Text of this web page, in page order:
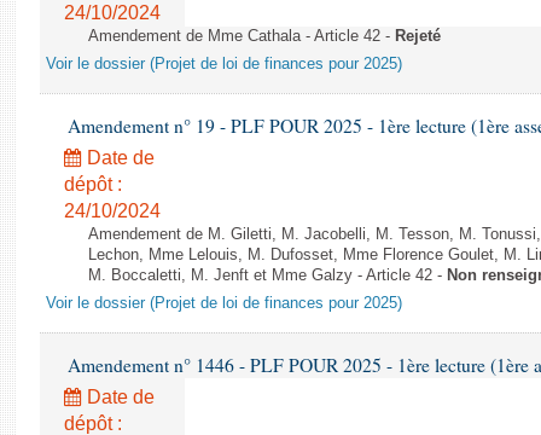
24/10/2024
Amendement de Mme Cathala - Article 42 - Rejeté
Voir le dossier (Projet de loi de finances pour 2025)
Amendement n° 19 - PLF POUR 2025 - 1ère lecture (1ère
Date de
dépôt :
24/10/2024
Amendement de M. Giletti, M. Jacobelli, M. Tesson, M.
Lechon, Mme Lelouis, M. Dufosset, Mme Florence Goulet, M.
M. Boccaletti, M. Jenft et Mme Galzy - Article 42 - Non
Voir le dossier (Projet de loi de finances pour 2025)
Amendement n° 1446 - PLF POUR 2025 - 1ère lecture (1ère
Date de
dépôt :